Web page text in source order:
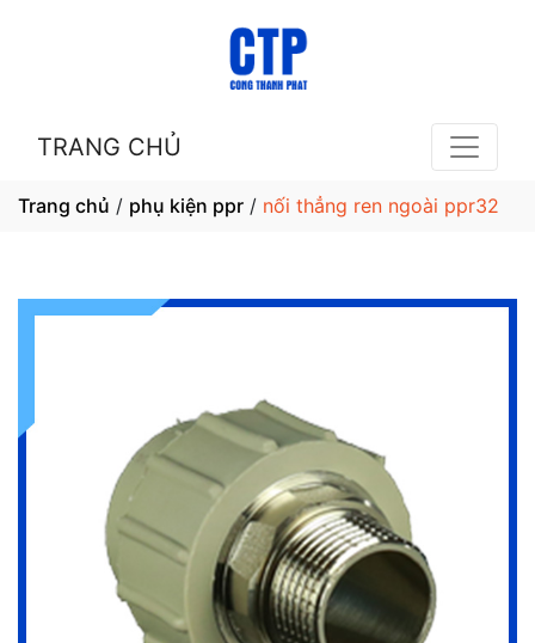
TRANG CHỦ
Trang chủ / phụ kiện ppr / nối thẳng ren ngoài ppr32